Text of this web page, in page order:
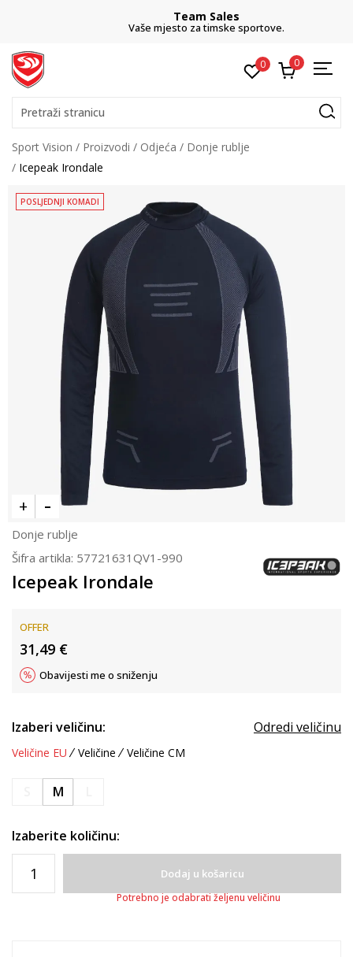
Team Sales
Vaše mjesto za timske sportove.
0 0
Pretraži stranicu
Sport Vision Proizvodi Odjeća
Donje rublje
Icepeak Irondale
POSLJEDNJI KOMADI
Donje rublje
Šifra artikla: 57721631QV1-990
Icepeak Irondale
OFFER
31,49 €
Obavijesti me o sniženju
Izaberi veličinu: Odredi veličinu
Veličine EU Veličine Veličine CM
M
Izaberite količinu:
Dodaj u košaricu
Potrebno je odabrati željenu veličinu